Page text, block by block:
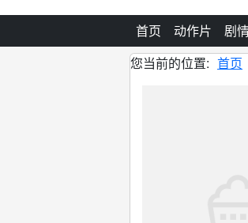
首页 动作片 剧
您当前的位置: 首页